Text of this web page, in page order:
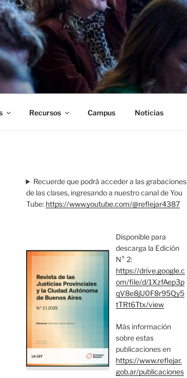
Recursos Campus Noticias
Recuerde que podrá acceder a las grabaciones
de las clases, ingresando a nuestro canal de You
Tube: https://www.youtube.com/@reflejar4387
Disponible para
descarga la Edición
N° 2:
https://drive.google.c
om/file/d/1XzfAep3p
qV8e8jU0F8r95Qy5
tTRt6Ttx/view
Más información
sobre estas
publicaciones en
https://www.reflejar.
gob.ar/publicaciones